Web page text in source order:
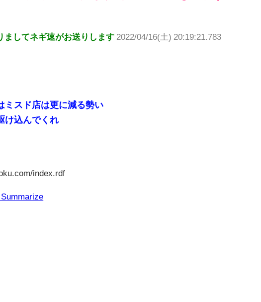
ましてネギ速がお送りします 2022/04/16(土) 20:19:21.783
ミスド店は更に減る勢い
け込んでくれ
index.rdf
Summarize